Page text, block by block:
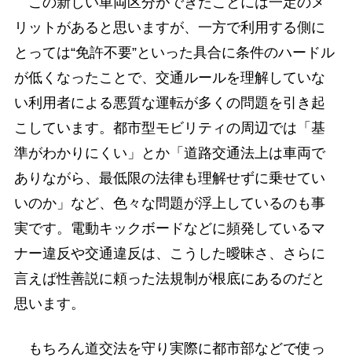
リットがあると思いますが、一方で利用する側に
とっては“免許不要”といった具合に条件のハードル
が低くなったことで、交通ルールを理解していな
い利用者による悪質な運転が多くの問題を引き起
こしています。都市型モビリティの周辺では「基
準がわかりにくい」とか「道路交通法上は車両で
ありながら、最低限の法律も理解せずに乗せてい
いのか」など、色々な問題が浮上しているのも事
実です。電動キックボードなどに頻発しているマ
ナー違反や交通違反は、こうした曖昧さ、さらに
言えば性善説に頼った法規制が根底にあるのだと
思います。
もちろん道交法を守り実際に都市部などで使っ